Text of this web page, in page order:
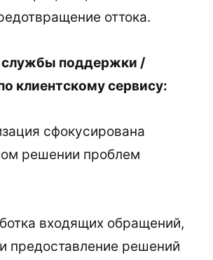
оттока.
поддержки /
клиентскому сервису:
сфокусирована
решении проблем
входящих обращений,
предоставление решений